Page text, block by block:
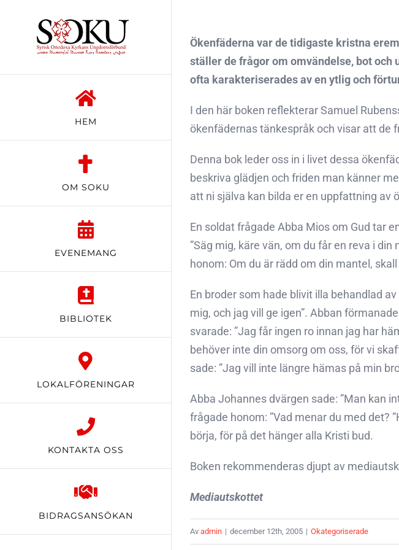
innehållet
HEM
OM SOKU
EVENEMANG
BIBLIOTEK
LOKALFÖRENINGAR
KONTAKTA OSS
BIDRAGSANSÖKAN
Ökenfäderna var de tidigaste kristna
ställer de frågor om omvändelse, bot
ofta karakteriserades av en ytlig och
I den här boken reflekterar Samuel
ökenfädernas tänkespråk och visar att de
Denna bok leder oss in i livet dessa
beskriva glädjen och friden man känner
att ni själva kan bilda er en uppfattning av
En soldat frågade Abba Mios om Gud tar
”Säg mig, käre vän, om du får en reva i
honom: Om du är rädd om din mantel,
En broder som hade blivit illa behandlad
mig, och jag vill ge igen”. Abban
svarade: ”Jag får ingen ro innan jag har
behöver inte din omsorg om oss, för vi
sade: ”Jag vill inte längre hämas på min
Abba Johannes dvärgen sade: ”Man kan
frågade honom: ”Vad menar du med det?
börja, för på det hänger alla Kristi bud.
Boken rekommenderas djupt av
Mediautskottet
Av admin | december 12th, 2005 | Okategoriserade